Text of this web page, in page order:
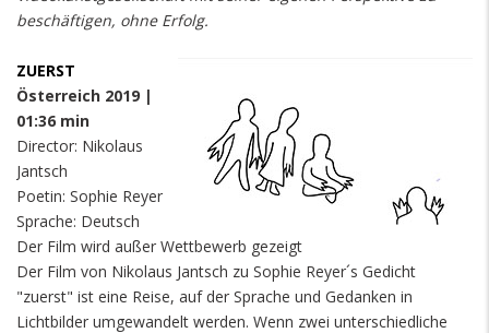
beschäftigen, ohne Erfolg.
ZUERST
Österreich 2019 |
01:36 min
Director: Nikolaus
Jantsch
Poetin: Sophie Reyer
Sprache: Deutsch
Der Film wird außer Wettbewerb gezeigt
Der Film von Nikolaus Jantsch zu Sophie Reyer´s Gedicht
"zuerst" ist eine Reise, auf der Sprache und Gedanken in
Lichtbilder umgewandelt werden. Wenn zwei unterschiedliche